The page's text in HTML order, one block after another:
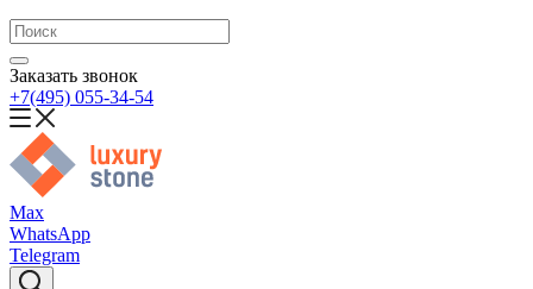
Заказать звонок
+7(495) 055-34-54
Max
WhatsApp
Telegram